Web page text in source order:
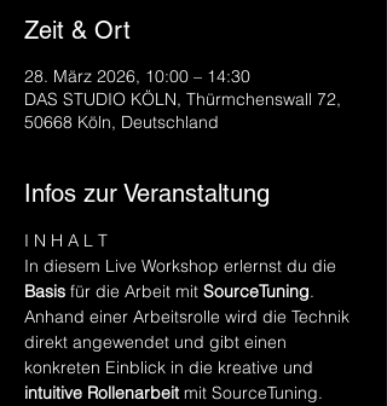
Zeit & Ort
28. März 2026, 10:00 – 14:30
DAS STUDIO KÖLN, Thürmchenswall 72,
50668 Köln, Deutschland
Infos zur Veranstaltung
I N H A L T
In diesem Live Workshop erlernst du die
Basis für die Arbeit mit SourceTuning.
Anhand einer Arbeitsrolle wird die Technik
direkt angewendet und gibt einen
konkreten Einblick in die kreative und
intuitive Rollenarbeit mit SourceTuning.